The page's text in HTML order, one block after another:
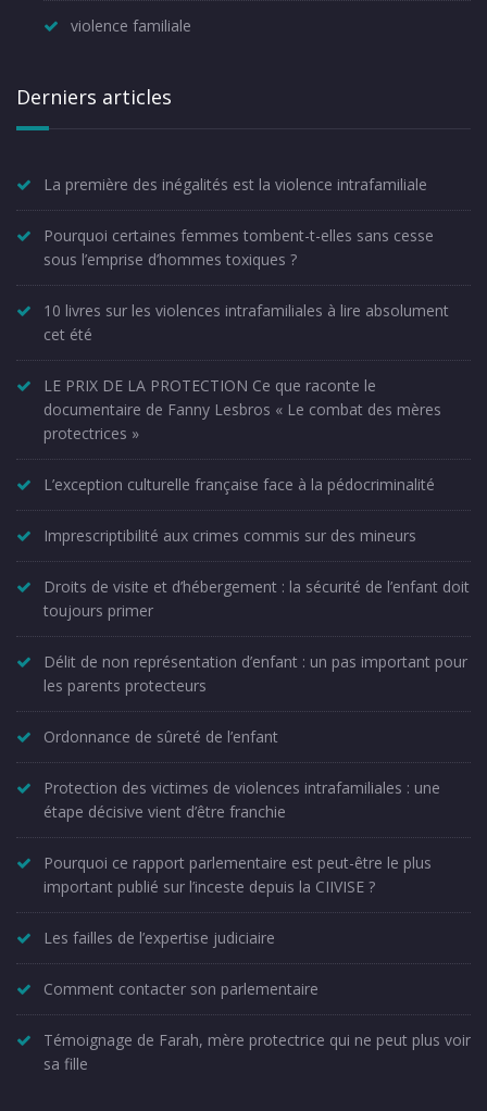
violence familiale
Derniers articles
La première des inégalités est la violence intrafamiliale
Pourquoi certaines femmes tombent-t-elles sans cesse
sous l’emprise d’hommes toxiques ?
10 livres sur les violences intrafamiliales à lire absolument
cet été
LE PRIX DE LA PROTECTION Ce que raconte le
documentaire de Fanny Lesbros « Le combat des mères
protectrices »
L’exception culturelle française face à la pédocriminalité
Imprescriptibilité aux crimes commis sur des mineurs
Droits de visite et d’hébergement : la sécurité de l’enfant doit
toujours primer
Délit de non représentation d’enfant : un pas important pour
les parents protecteurs
Ordonnance de sûreté de l’enfant
Protection des victimes de violences intrafamiliales : une
étape décisive vient d’être franchie
Pourquoi ce rapport parlementaire est peut-être le plus
important publié sur l’inceste depuis la CIIVISE ?
Les failles de l’expertise judiciaire
Comment contacter son parlementaire
Témoignage de Farah, mère protectrice qui ne peut plus voir
sa fille